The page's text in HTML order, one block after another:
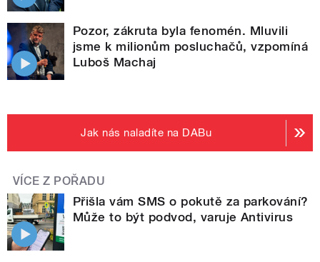
Pozor, zákruta byla fenomén. Mluvili
jsme k milionům posluchačů, vzpomíná
Luboš Machaj
Jak nás naladíte na DABu
VÍCE Z POŘADU
Přišla vám SMS o pokutě za parkování?
Může to být podvod, varuje Antivirus